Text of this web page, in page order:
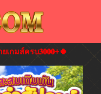
เกมส์ครบ𝟑𝟎𝟎𝟎+🍀